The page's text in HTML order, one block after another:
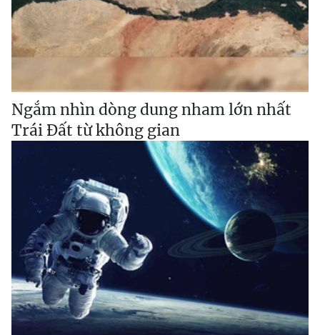
Ngắm nhìn dòng dung nham lớn nhất
Trái Đất từ không gian